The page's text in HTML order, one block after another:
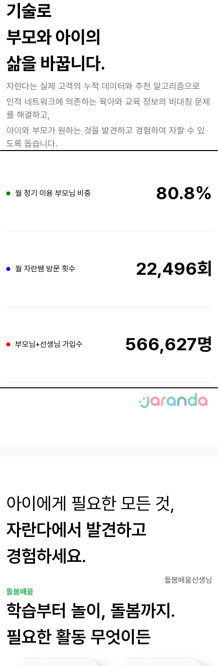
기술로
부모와 아이의
삶을 바꿉니다.
자란다는 실제 고객의 누적 데이터와 추천 알고리즘으로
인적 네트워크에 의존하는 육아와 교육 정보의 비대칭 문제
를 해결하고,
아이와 부모가 원하는 것을 발견하고 경험하여 자랄 수 있
도록 돕습니다.
월 정기 이용 부모님 비중 80.8%
월 자란쌤 방문 횟수 22,496회
부모님+선생님 가입수 566,627명
아이에게 필요한 모든 것,
자란다에서 발견하고
경험하세요.
돌봄배움선생님
돌봄배움
학습부터 놀이, 돌봄까지.
필요한 활동 무엇이든